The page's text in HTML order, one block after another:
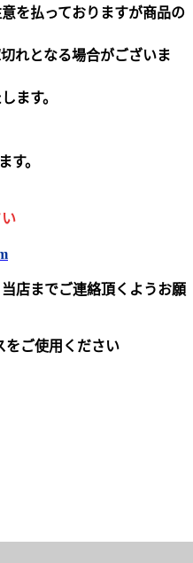
を払っておりますが商品の
れとなる場合がございま
ます。
す。
店までご連絡頂くようお願
をご使用ください